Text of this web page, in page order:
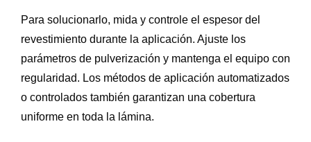
Para solucionarlo, mida y controle el espesor del
revestimiento durante la aplicación. Ajuste los
parámetros de pulverización y mantenga el equipo con
regularidad. Los métodos de aplicación automatizados
o controlados también garantizan una cobertura
uniforme en toda la lámina.